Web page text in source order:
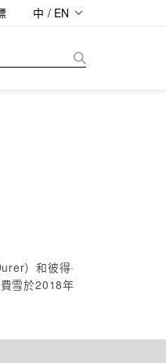
中 / EN
）和彼得·
雪於2018年